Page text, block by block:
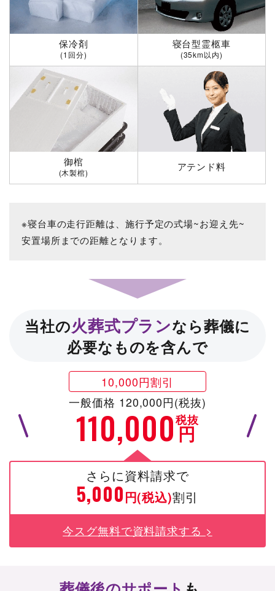
保冷剤
(1回分)
寝台型霊柩車
(35km以内)
御棺
(木製棺) アテンド料
※寝台車の走行距離は、施行予定の式場~お迎え先~
安置場所までの距離となります。
当社の火葬式プランなら葬儀に
必要なものを含んで
10,000円割引
一般価格 120,000円(税抜)
110,000税抜
円
さらに資料請求で
5,000円(税込)割引
今スグ無料で資料請求する >